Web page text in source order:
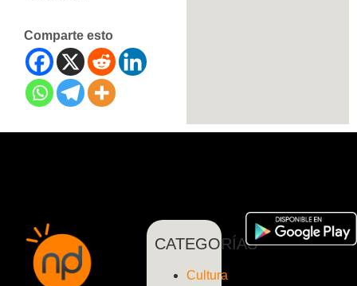
Comparte esto
CATEGORÍAS
Cultura